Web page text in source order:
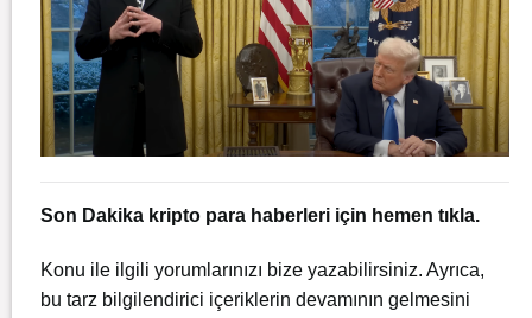
Son Dakika kripto para haberleri için hemen tıkla.
Konu ile ilgili yorumlarınızı bize yazabilirsiniz. Ayrıca,
bu tarz bilgilendirici içeriklerin devamının gelmesini